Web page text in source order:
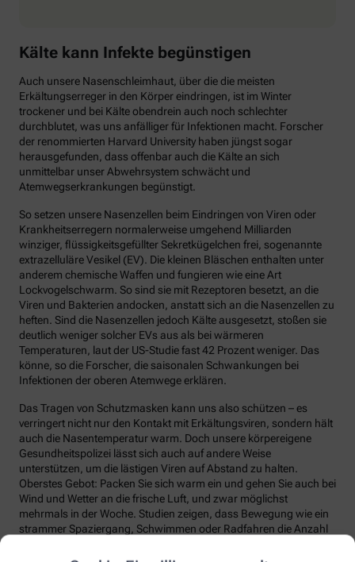
Kälte kann Infekte begünstigen
Auch unsere Nasenschleimhaut, über die die meisten
Erkältungserreger in den Körper eindringen, ist im Winter
trockener und bei Kälte obendrein auch noch schlechter
durchblutet, was uns anfälliger für Infektionen macht. Forscher
der renommierten Harvard University haben jüngst sogar
herausgefunden, dass offenbar auch die Kälte an sich
unmittelbar unser Abwehrsystem schwächt und
Atemwegserkrankungen begünstigt.
So setzen unsere Nasenzellen beim Eindringen von Viren oder
Krankheitserregern normalerweise umgehend Milliarden
winziger, flüssigkeitsgefüllter Sekretkügelchen frei, sogenannte
extrazelluläre Vesikel (EV). Die kleinen Bläschen enthalten unter
anderem chemische Waffen und fungieren wie eine Art
Lockvogelschwarm. So sind sie mit Rezeptoren besetzt, an die
Viren und Bakterien andocken, anstatt sich an die Nasenzellen zu
heften. Sind die Nasenzellen jedoch Kälte ausgesetzt, stoßen sie
deutlich weniger solcher EVs aus als bei wärmeren
Temperaturen, laut der US-Studie fast 42 Prozent weniger. Das
könne, so die Forscher, die saisonalen Schwankungen bei
Infektionen der oberen Atemwege erklären.
Das Tragen von Schutzmasken kann uns also schützen – es
verringert nicht nur den Kontakt mit Erkältungsviren, sondern hält
auch die Nasentemperatur warm. Doch unsere körpereigene
Gesundheitspolizei lässt sich auch auf andere Weise
unterstützen, um die lästigen Viren auf Abstand zu halten.
Oberstes Gebot: Packen Sie sich warm ein und gehen Sie auch bei
Wind und Wetter an die frische Luft, und zwar möglichst
mehrmals in der Woche. Studien zeigen, dass Bewegung wie ein
strammer Spaziergang, Schwimmen oder Radfahren die Anzahl
Regelmäßige Bewegung sorgt auch dafür, dass Fremdstoffe über